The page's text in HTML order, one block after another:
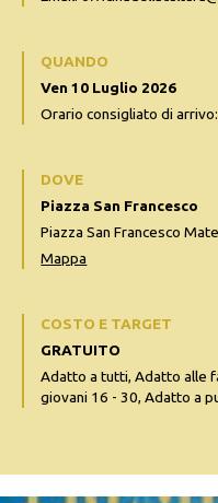
QUANDO
Ven 10 Luglio 2026
Orario consigliato di
DOVE
Piazza San Francesco
Piazza San Francesco
Mappa
COSTO E TARGET
GRATUITO
Adatto a tutti, Adatto alle
giovani 16 - 30, Adatto a